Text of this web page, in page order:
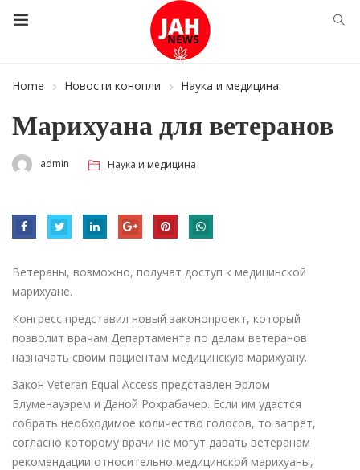
Home Новости конопли Наука и медицина
Марихуана для ветеранов
admin Наука и медицина
Ветераны, возможно, получат доступ к медицинской
марихуане.
Конгресс представил новый законопроект, который
позволит врачам Департамента по делам ветеранов
назначать своим пациентам медицинскую марихуану.
Закон Veteran Equal Access представлен Эрлом
Блуменауэрем и Даной Рохрабачер. Если им удастся
собрать необходимое количество голосов, то запрет,
согласно которому врачи не могут давать ветеранам
рекомендации относительно медицинской марихуаны,